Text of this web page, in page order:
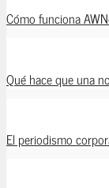
Cómo funciona
Qué hace que una
El periodismo